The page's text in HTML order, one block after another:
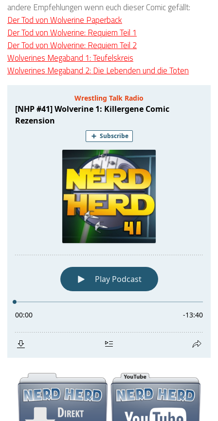
andere Empfehlungen wenn euch dieser Comic gefällt:
Der Tod von Wolverine Paperback
Der Tod von Wolverine: Requiem Teil 1
Der Tod von Wolverine: Requiem Teil 2
Wolverines Megaband 1: Teufelskreis
Wolverines Megaband 2: Die Lebenden und die Toten